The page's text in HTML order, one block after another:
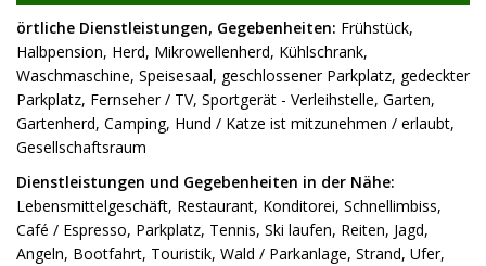
örtliche Dienstleistungen, Gegebenheiten: Frühstück,
Halbpension, Herd, Mikrowellenherd, Kühlschrank,
Waschmaschine, Speisesaal, geschlossener Parkplatz, gedeckter
Parkplatz, Fernseher / TV, Sportgerät - Verleihstelle, Garten,
Gartenherd, Camping, Hund / Katze ist mitzunehmen / erlaubt,
Gesellschaftsraum
Dienstleistungen und Gegebenheiten in der Nähe:
Lebensmittelgeschäft, Restaurant, Konditorei, Schnellimbiss,
Café / Espresso, Parkplatz, Tennis, Ski laufen, Reiten, Jagd,
Angeln, Bootfahrt, Touristik, Wald / Parkanlage, Strand, Ufer,